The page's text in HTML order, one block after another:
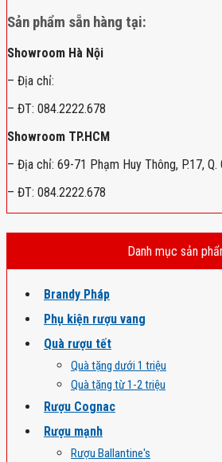
Sản phẩm sẵn hàng tại:
Showroom Hà Nội
– Địa chỉ:
– ĐT: 084.2222.678
Showroom TP.HCM
– Địa chỉ: 69-71 Phạm Huy Thông, P.17, Q.
– ĐT: 084.2222.678
Danh mục sản
Brandy Pháp
Phụ kiện rượu vang
Quà rượu tết
Quà tặng dưới 1 triệu
Quà tặng từ 1-2 triệu
Rượu Cognac
Rượu mạnh
Rượu Ballantine's